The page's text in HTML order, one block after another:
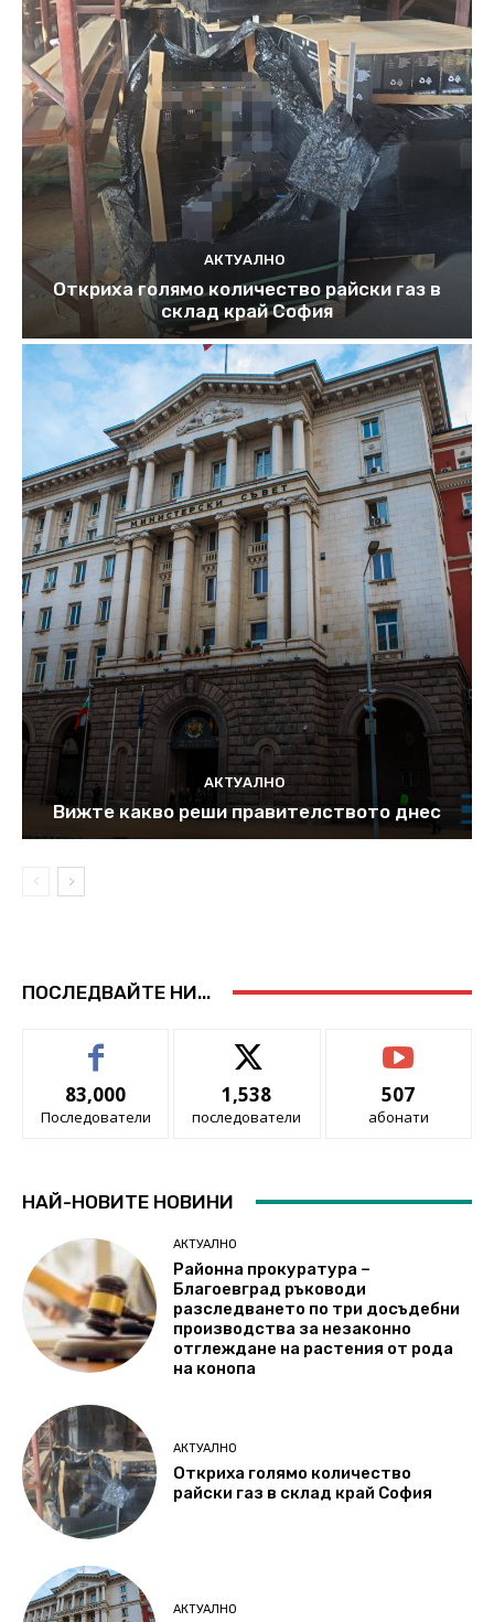
АКТУАЛНО
Откриха голямо количество райски газ в
склад край София
АКТУАЛНО
Вижте какво реши правителството днес
ПОСЛЕДВАЙТЕ НИ...
83,000
Последователи
1,538
последователи
507
абонати
НАЙ-НОВИТЕ НОВИНИ
АКТУАЛНО
Районна прокуратура –
Благоевград ръководи
разследването по три досъдебни
производства за незаконно
отглеждане на растения от рода
на конопа
АКТУАЛНО
Откриха голямо количество
райски газ в склад край София
АКТУАЛНО